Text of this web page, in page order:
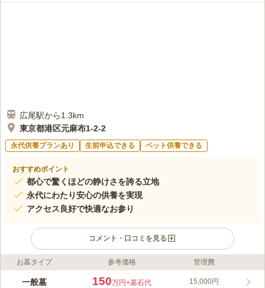
広尾駅から1.3km
東京都港区元麻布1-2-2
永代供養プランあり 生前申込できる ペット供養できる
おすすめポイント
都心で驚くほどの静けさを誇る立地
永代にわたり安心の供養を実現
アクセス良好で快適なお参り
コメント・口コミを見る
ライフドット編集部のコメント
港区元麻布に位置するこの寺院は、都心でありながら驚くほどの
お墓タイプ 参考価格 管理費
一般墓 150万円+墓石代 15,000円